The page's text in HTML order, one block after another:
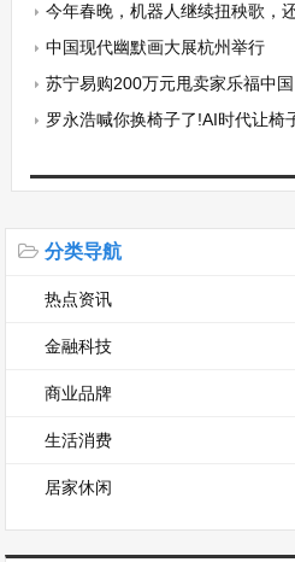
今年春晚，机器人继续扭秧歌，
中国现代幽默画大展杭州举行
苏宁易购200万元甩卖家乐福中
罗永浩喊你换椅子了!AI时代让椅
分类导航
热点资讯
金融科技
商业品牌
生活消费
居家休闲